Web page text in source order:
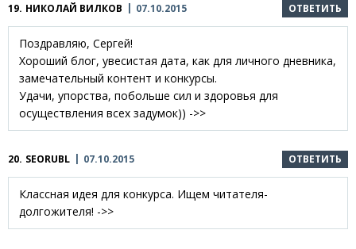
19. НИКОЛАЙ ВИЛКОВ 07.10.2015 ОТВЕТИТЬ
Поздравляю, Сергей!
Хороший блог, увесистая дата, как для личного дневника,
замечательный контент и конкурсы.
Удачи, упорства, побольше сил и здоровья для
осуществления всех задумок)) ->>
20. SEORUBL 07.10.2015 ОТВЕТИТЬ
Классная идея для конкурса. Ищем читателя-
долгожителя! ->>